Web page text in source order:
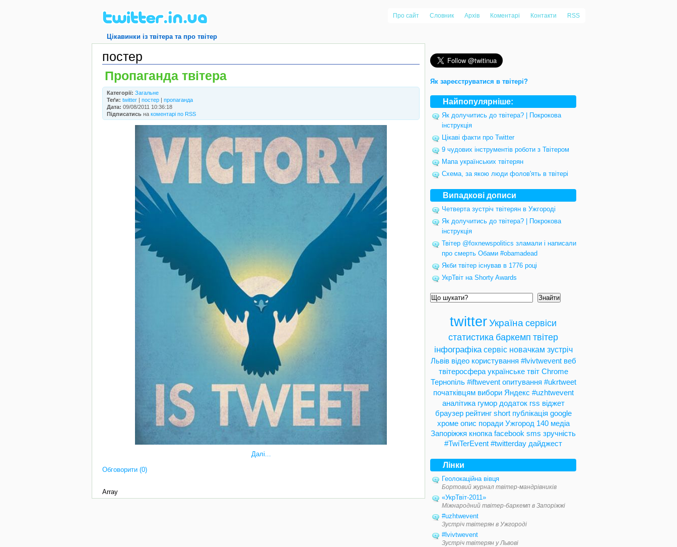
Цікавинки із твітера та про твітер
Про сайт Словник Архів Коментарі Контакти RSS
постер
Пропаганда твітера
Категорії: Загальне
Теґи: twitter | постер | пропаганда
Дата: 09/08/2011 10:36:18
Підписатись на коментарі по RSS
Далі...
Обговорити (0)
Array
Як зареєструватися в твітері?
Найпопулярніше:
Як долучитись до твітера? | Покрокова
інструкція
Цікаві факти про Twitter
9 чудових інструментів роботи з Твітером
Мапа українських твітерян
Схема, за якою люди фолов'ять в твітері
Випадкові дописи
Четверта зустріч твітерян в Ужгороді
Як долучитись до твітера? | Покрокова
інструкція
Твітер @foxnewspolitics зламали і написали
про смерть Обами #obamadead
Якби твітер існував в 1776 році
УкрТвіт на Shorty Awards
Знайти
twitterУкраїна сервіси
статистика баркемп твітер
інфографіка сервіс новачкам зустріч
Львів відео користування #lvivtwevent веб
твітеросфера українське твіт Chrome
Тернопіль #iftwevent опитування #ukrtweet
початківцям вибори Яндекс #uzhtwevent
аналітика гумор додаток rss віджет
браузер рейтинг short публікація google
хроме опис поради Ужгород 140 медіа
Запоріжжя кнопка facebook sms зручність
#TwiTerEvent #twitterday дайджест
Лінки
Геолокаційна вівця
Бортовий журнал твітер-мандрівників
«УкрТвіт-2011»
Міжнародний твітер-баркемп в Запоріжжі
#uzhtwevent
Зустріч твітерян в Ужгороді
#lvivtwevent
Зустріч твітерян у Львові